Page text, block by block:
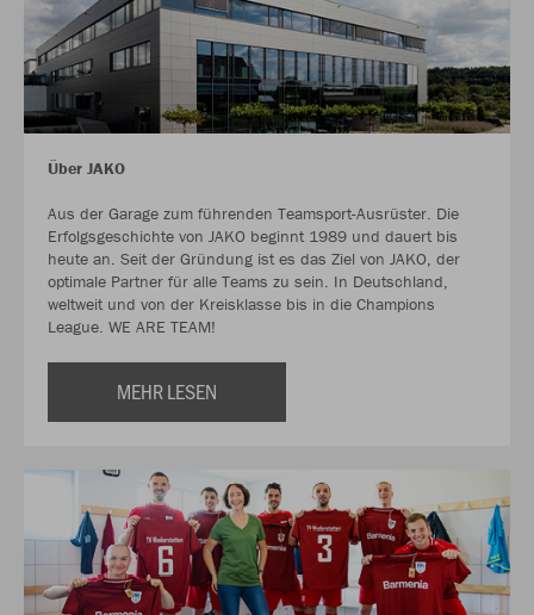
Über JAKO
Aus der Garage zum führenden Teamsport-Ausrüster. Die
Erfolgsgeschichte von JAKO beginnt 1989 und dauert bis
heute an. Seit der Gründung ist es das Ziel von JAKO, der
optimale Partner für alle Teams zu sein. In Deutschland,
weltweit und von der Kreisklasse bis in die Champions
League. WE ARE TEAM!
MEHR LESEN